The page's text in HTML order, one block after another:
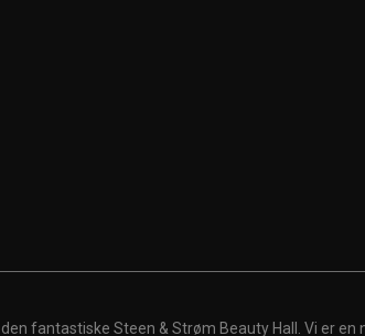
fantastiske Steen & Strøm Beauty Hall. Vi er